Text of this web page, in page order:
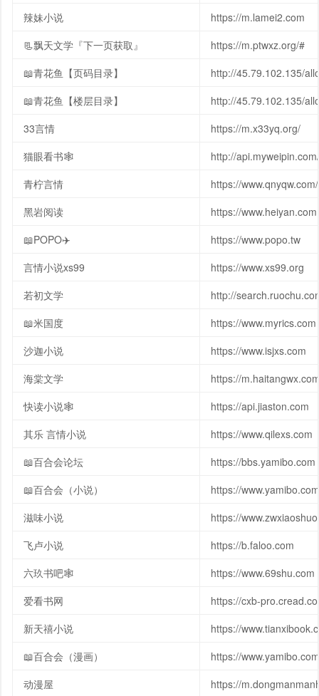
辣妹小说
https://m.lamei2.com
📃飘天文学『下一页获取』
https://m.ptwxz.org/#
📖青花鱼【页码目录】
http://45.79.102.135/
📖青花鱼【楼层目录】
http://45.79.102.135/
33言情
https://m.x33yq.org/
猫眼看书🕸
http://api.myweipin.com/
青柠言情
https://
黑岩阅读
https://www.heiyan.com
📖POPO✈️
https://www.popo.tw
言情小说xs99
https://www.xs99.org
若初文学
http://
📖米国度
https://www.myrics.com
沙迦小说
https://www.isjxs.com
海棠文学
https://
快读小说🕸
https://api.jiaston.com
其乐 言情小说
https://www.qilexs.com
📖百合会论坛
https://bbs.yamibo.com
📖百合会（小说）
https://
滋味小说
https://
飞卢小说
https://b.faloo.com
六玖书吧🕸
https://www.69shu.com
爱看书网
https://cxb-
新天禧小说
https://
📖百合会（漫画）
https://www.yamibo.com
动漫屋
https://